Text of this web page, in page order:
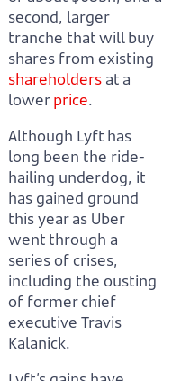
second, larger
tranche that will buy
shares from existing
shareholders at a
lowerprice.
Although Lyft has
long been the ride-
hailing underdog, it
has gained ground
this year as Uber
went through a
series of crises,
including the ousting
of former chief
executive Travis
Kalanick.